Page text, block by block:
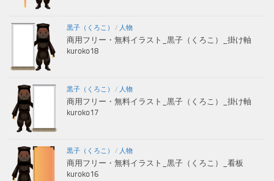
黒子（くろこ） / 人物
商用フリー・無料イラスト_黒子（くろこ）_掛け軸
kuroko18
黒子（くろこ） / 人物
商用フリー・無料イラスト_黒子（くろこ）_掛け軸
kuroko17
黒子（くろこ） / 人物
商用フリー・無料イラスト_黒子（くろこ）_看板
kuroko16